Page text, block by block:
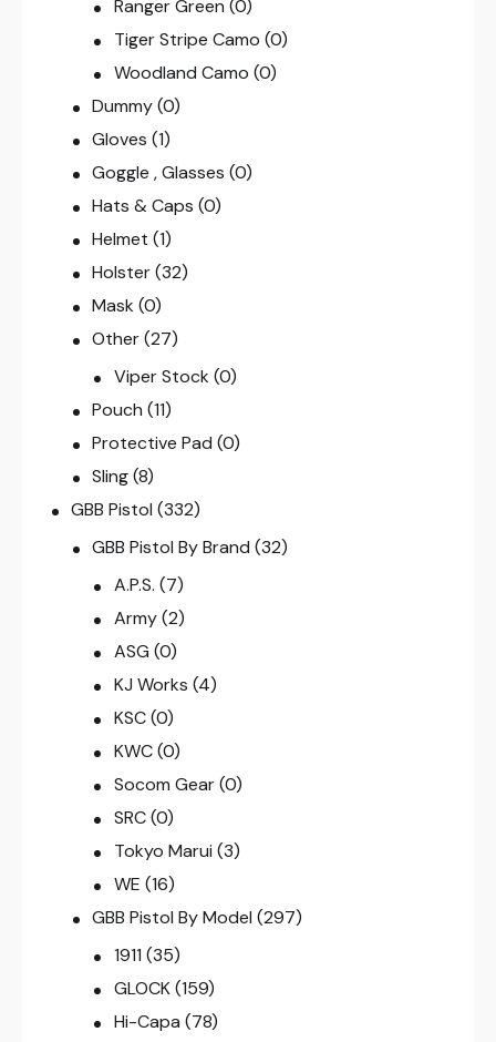
Ranger Green (0)
Tiger Stripe Camo (0)
Woodland Camo (0)
Dummy (0)
Gloves (1)
Goggle , Glasses (0)
Hats & Caps (0)
Helmet (1)
Holster (32)
Mask (0)
Other (27)
Viper Stock (0)
Pouch (11)
Protective Pad (0)
Sling (8)
GBB Pistol (332)
GBB Pistol By Brand (32)
A.P.S. (7)
Army (2)
ASG (0)
KJ Works (4)
KSC (0)
KWC (0)
Socom Gear (0)
SRC (0)
Tokyo Marui (3)
WE (16)
GBB Pistol By Model (297)
1911 (35)
GLOCK (159)
Hi-Capa (78)